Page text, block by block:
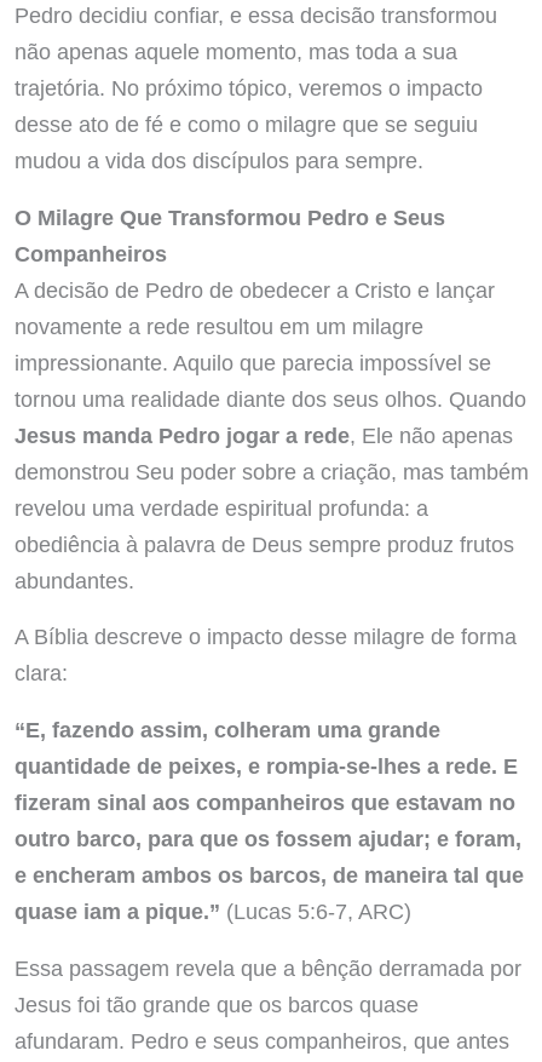
Pedro decidiu confiar, e essa decisão transformou
não apenas aquele momento, mas toda a sua
trajetória. No próximo tópico, veremos o impacto
desse ato de fé e como o milagre que se seguiu
mudou a vida dos discípulos para sempre.
O Milagre Que Transformou Pedro e Seus
Companheiros
A decisão de Pedro de obedecer a Cristo e lançar
novamente a rede resultou em um milagre
impressionante. Aquilo que parecia impossível se
tornou uma realidade diante dos seus olhos. Quando
Jesus manda Pedro jogar a rede, Ele não apenas
demonstrou Seu poder sobre a criação, mas também
revelou uma verdade espiritual profunda: a
obediência à palavra de Deus sempre produz frutos
abundantes.
A Bíblia descreve o impacto desse milagre de forma
clara:
“E, fazendo assim, colheram uma grande
quantidade de peixes, e rompia-se-lhes a rede. E
fizeram sinal aos companheiros que estavam no
outro barco, para que os fossem ajudar; e foram,
e encheram ambos os barcos, de maneira tal que
quase iam a pique.” (Lucas 5:6-7, ARC)
Essa passagem revela que a bênção derramada por
Jesus foi tão grande que os barcos quase
afundaram. Pedro e seus companheiros, que antes